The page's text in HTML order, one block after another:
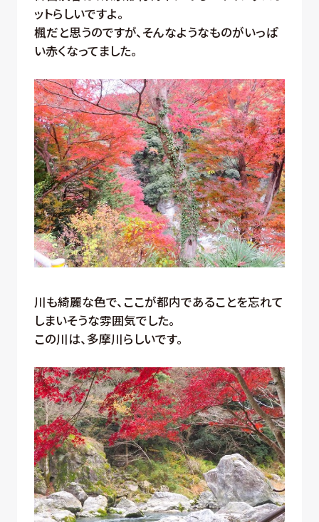
ットらしいですよ。
楓だと思うのですが、そんなようなものがいっぱ
い赤くなってました。
川も綺麗な色で、ここが都内であることを忘れて
しまいそうな雰囲気でした。
この川は、多摩川らしいです。